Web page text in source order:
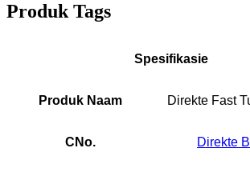
Produk Tags
Spesifikasie
Produk Naam Direkte Fast
CNo. Direkte